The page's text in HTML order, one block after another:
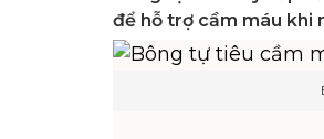
để hỗ trợ cầm máu khi